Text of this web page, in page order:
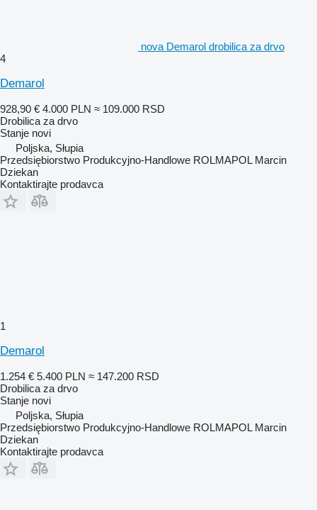
nova Demarol drobilica za drvo
4
Demarol
928,90 € 4.000 PLN ≈ 109.000 RSD
Drobilica za drvo
Stanje novi
Poljska, Słupia
Przedsiębiorstwo Produkcyjno-Handlowe ROLMAPOL Marcin
Dziekan
Kontaktirajte prodavca
1
Demarol
1.254 € 5.400 PLN ≈ 147.200 RSD
Drobilica za drvo
Stanje novi
Poljska, Słupia
Przedsiębiorstwo Produkcyjno-Handlowe ROLMAPOL Marcin
Dziekan
Kontaktirajte prodavca